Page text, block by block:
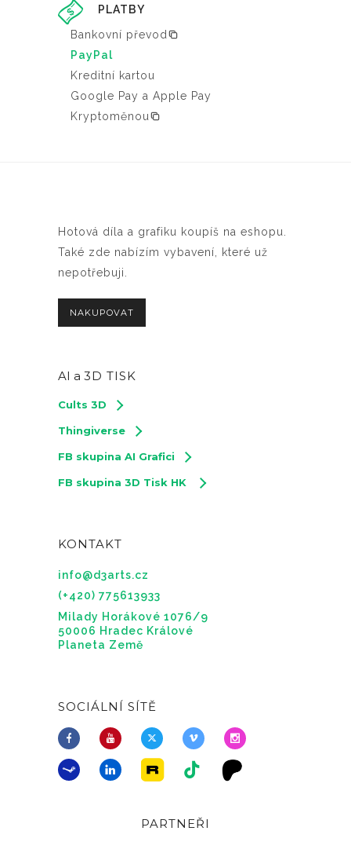
PLATBY
Bankovní převod
PayPal
Kreditní kartou
Google Pay a Apple Pay
Kryptoměnou
Hotová díla a grafiku koupíš na eshopu.
Také zde nabízím vybavení, které už
nepotřebuji.
NAKUPOVAT
AI a 3D TISK
Cults 3D
Thingiverse
FB skupina AI Grafici
FB skupina 3D Tisk HK
KONTAKT
info@d3arts.cz
(+420) 775613933
Milady Horákové 1076/9
50006 Hradec Králové
Planeta Země
SOCIÁLNÍ SÍTĚ
PARTNEŘI